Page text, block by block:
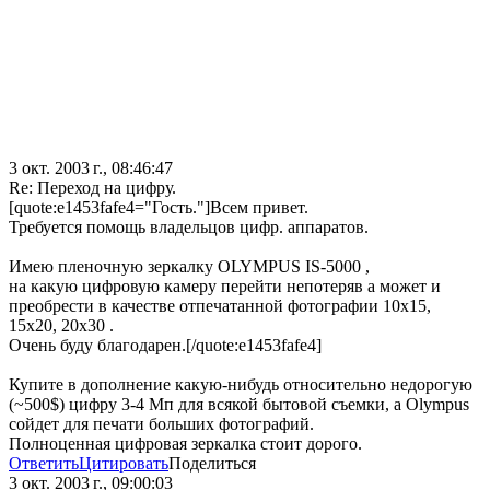
3 окт. 2003 г., 08:46:47
Re: Переход на цифру.
[quote:e1453fafe4="Гость."]Всем привет.
Требуется помощь владельцов цифр. аппаратов.
Имею пленочную зеркалку OLYMPUS IS-5000 ,
на какую цифровую камеру перейти непотеряв а может и
преобрести в качестве отпечатанной фотографии 10x15,
15x20, 20x30 .
Очень буду благодарен.[/quote:e1453fafe4]
Купите в дополнение какую-нибудь относительно недорогую
(~500$) цифру 3-4 Мп для всякой бытовой съемки, а Olympus
сойдет для печати больших фотографий.
Полноценная цифровая зеркалка стоит дорого.
ОтветитьЦитироватьПоделиться
3 окт. 2003 г., 09:00:03